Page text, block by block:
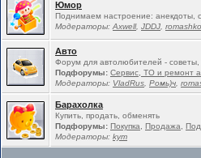
Юмор
Поднимаем настроение: анекдоты,
Модераторы: Ахwell, JDDJ romashko
Авто
Форум для автолюбителей - советы,
Подфорумы: Сервис, ТО и ремонт
Модераторы: VladRus Ромь)ч
Барахолка
Купить, продать, обменять
Подфорумы: Покупка Продажа
Модераторы: kym